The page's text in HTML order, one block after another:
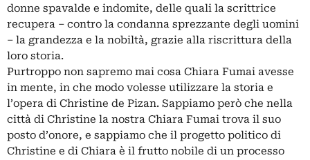
donne spavalde e indomite, delle quali la scrittrice
recupera – contro la condanna sprezzante degli uomini
– la grandezza e la nobiltà, grazie alla riscrittura della
loro storia.
Purtroppo non sapremo mai cosa Chiara Fumai avesse
in mente, in che modo volesse utilizzare la storia e
l’opera di Christine de Pizan. Sappiamo però che nella
città di Christine la nostra Chiara Fumai trova il suo
posto d’onore, e sappiamo che il progetto politico di
Christine e di Chiara è il frutto nobile di un processo